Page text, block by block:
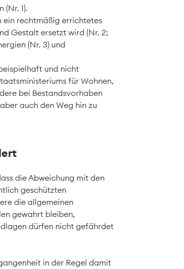
1).
ein rechtmäßig errichtetes
Gestalt ersetzt wird (Nr. 2;
(Nr. 3) und
und nicht
für Wohnen,
bei Bestandsvorhaben
auch den Weg hin zu
die Abweichung mit den
geschützten
die allgemeinen
gewahrt bleiben,
dürfen nicht gefährdet
in der Regel damit